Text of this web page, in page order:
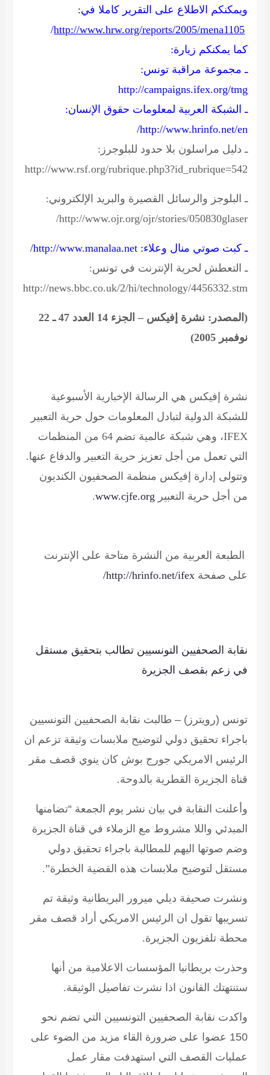
ويمكنكم الاطلاع على التقرير كاملا في:
http://www.hrw.org/reports/2005/mena1105
/
كما يمكنكم زيارة:
ـ مجموعة مراقبة تونس:
http://campaigns.ifex.org/tmg
ـ الشبكة العربية لمعلومات حقوق الإنسان:
http://www.hrinfo.net/en
/
ـ دليل مراسلون بلا حدود للبلوجرز:
http://www.rsf.org/rubrique.php3?id_rubrique=542
ـ البلوجز والرسائل القصيرة والبريد الإلكتروني:
http://www.ojr.org/ojr/stories/050830glaser
/
ـ كبت صوتي منال وعلاء: http://www.manalaa.net
/
ـ التعطش لحرية الإنترنت في تونس:
http://news.bbc.co.uk/2/hi/technology/4456332.stm
(المصدر: نشرة إفيكس – الجزء 14 العدد 47 ـ 22
نوفمبر 2005)
نشرة إفيكس هي الرسالة الإخبارية الأسبوعية
للشبكة الدولية لتبادل المعلومات حول حرية التعبير
IFEX
، وهي شبكة عالمية تضم 64 من المنظمات
التي تعمل من أجل تعزيز حرية التعبير والدفاع عنها.
وتتولى إدارة إفيكس منظمة الصحفيون الكنديون
من أجل حرية التعبير www.cjfe.org
.
الطبعة العربية من النشرة متاحة على الإنترنت
على صفحة http://hrinfo.net/ifex/
نقابة الصحفيين التونسيين تطالب بتحقيق مستقل
في زعم بقصف الجزيرة
تونس (رويترز) – طالبت نقابة الصحفيين التونسيين
باجراء تحقيق دولي لتوضيح ملابسات وثيقة تزعم ان
الرئيس الامريكي جورج بوش كان ينوي قصف مقر
قناة الجزيرة القطرية بالدوحة.
وأعلنت النقابة في بيان نشر يوم الجمعة “تضامنها
المبدئي واللا مشروط مع الزملاء في قناة الجزيرة
وضم صوتها اليهم للمطالبة باجراء تحقيق دولي
مستقل لتوضيح ملابسات هذه القضية الخطرة.”
ونشرت صحيفة ديلي ميرور البريطانية وثيقة تم
تسريبها تقول ان الرئيس الامريكي أراد قصف مقر
محطة تلفزيون الجزيرة.
وحذرت بريطانيا المؤسسات الاعلامية من أنها
ستنتهتك القانون اذا نشرت تفاصيل الوثيقة.
واكدت نقابة الصحفيين التونسيين التي تضم نحو
150 عضوا على ضرورة القاء مزيد من الضوء على
عمليات القصف التي استهدفت مقار عمل